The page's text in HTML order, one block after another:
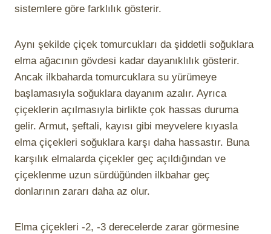
sistemlere göre farklılık gösterir.
Aynı şekilde çiçek tomurcukları da şiddetli soğuklara
elma ağacının gövdesi kadar dayanıklılık gösterir.
Ancak ilkbaharda tomurcuklara su yürümeye
başlamasıyla soğuklara dayanım azalır. Ayrıca
çiçeklerin açılmasıyla birlikte çok hassas duruma
gelir. Armut, şeftali, kayısı gibi meyvelere kıyasla
elma çiçekleri soğuklara karşı daha hassastır. Buna
karşılık elmalarda çiçekler geç açıldığından ve
çiçeklenme uzun sürdüğünden ilkbahar geç
donlarının zararı daha az olur.
Elma çiçekleri -2, -3 derecelerde zarar görmesine